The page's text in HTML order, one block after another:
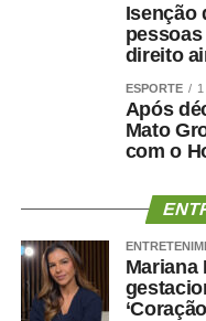
Isenção
direito
ESPORTE
Após
Mato
com o
Mariana